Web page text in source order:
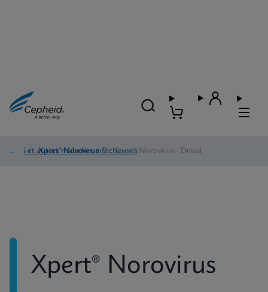
IASS et autres maladies infectieuses
/ Xpert® Norovirus / Xpert® Norovirus - Detail
Xpert® Norovirus